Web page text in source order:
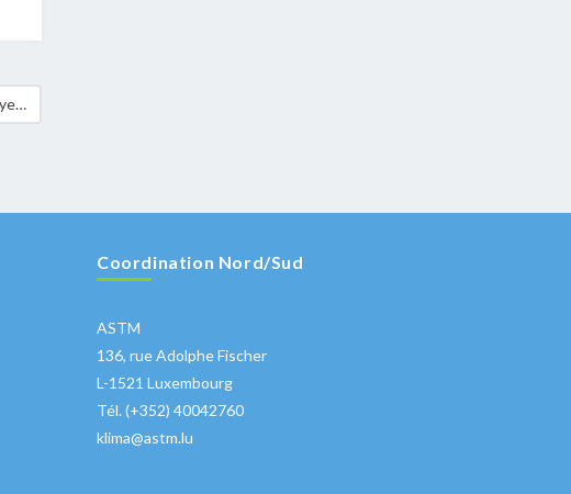
Marché écologique et rallye régional à vélo à Steinsel
Coordination Nord/Sud
ASTM
136, rue Adolphe Fischer
L-1521 Luxembourg
Tél. (+352) 40042760
klima@astm.lu